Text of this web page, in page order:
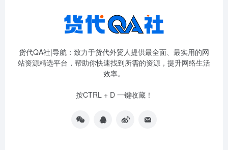
货代QA社|导航：致力于货代外贸人提供最全面、最实用的网
站资源精选平台，帮助你快速找到所需的资源，提升网络生活
效率。
按CTRL + D 一键收藏！